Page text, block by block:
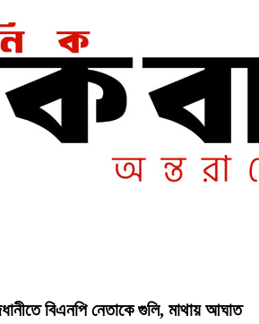
বিএনপি নেতাকে গুলি, মাথায় আঘাত